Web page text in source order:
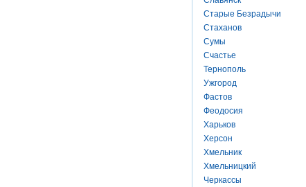
Старые Безрадычи
Стаханов
Сумы
Счастье
Тернополь
Ужгород
Фастов
Феодосия
Харьков
Херсон
Хмельник
Хмельницкий
Черкассы